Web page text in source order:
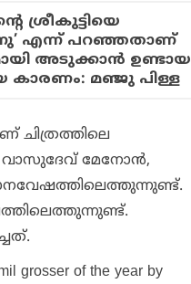
ശ്രീകുട്ടിയെ
എന്ന് പറഞ്ഞതാണ്
അടുക്കാന്‍ ഉണ്ടായ
കാരണം: മഞ്ജു പിള്ള
വാസുദേവ് മേനോന്‍,
grosser of the year by